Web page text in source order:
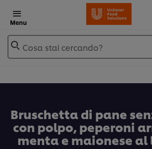
Menu
Cosa stai cercando?
Bruschetta di pane
con polpo, peperoni
menta e maionese